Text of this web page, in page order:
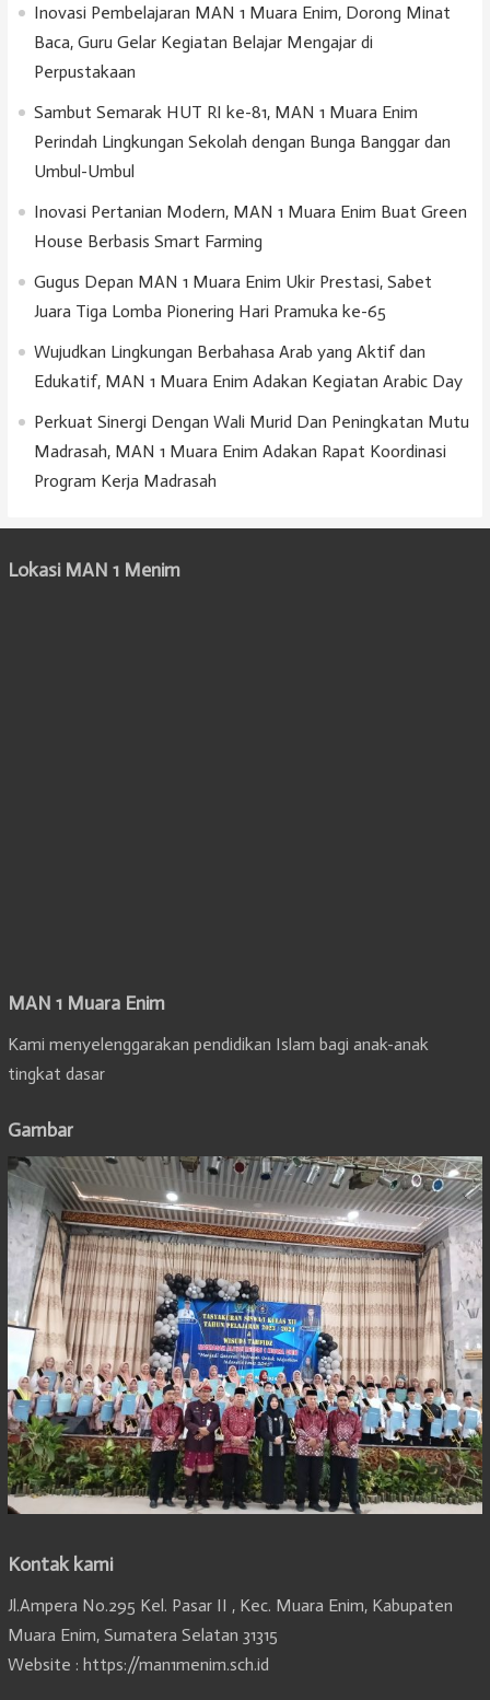
Inovasi Pembelajaran MAN 1 Muara Enim, Dorong Minat
Baca, Guru Gelar Kegiatan Belajar Mengajar di
Perpustakaan
Sambut Semarak HUT RI ke-81, MAN 1 Muara Enim
Perindah Lingkungan Sekolah dengan Bunga Banggar dan
Umbul-Umbul
Inovasi Pertanian Modern, MAN 1 Muara Enim Buat Green
House Berbasis Smart Farming
Gugus Depan MAN 1 Muara Enim Ukir Prestasi, Sabet
Juara Tiga Lomba Pionering Hari Pramuka ke-65
Wujudkan Lingkungan Berbahasa Arab yang Aktif dan
Edukatif, MAN 1 Muara Enim Adakan Kegiatan Arabic Day
Perkuat Sinergi Dengan Wali Murid Dan Peningkatan Mutu
Madrasah, MAN 1 Muara Enim Adakan Rapat Koordinasi
Program Kerja Madrasah
Lokasi MAN 1 Menim
MAN 1 Muara Enim
Kami menyelenggarakan pendidikan Islam bagi anak-anak
tingkat dasar
Gambar
Kontak kami
Jl.Ampera No.295 Kel. Pasar II , Kec. Muara Enim, Kabupaten
Muara Enim, Sumatera Selatan 31315
Website : https://man1menim.sch.id